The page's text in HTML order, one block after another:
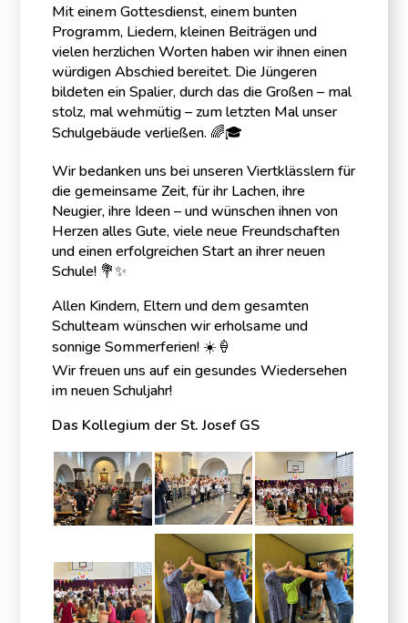
Mit einem Gottesdienst, einem bunten
Programm, Liedern, kleinen Beiträgen und
vielen herzlichen Worten haben wir ihnen einen
würdigen Abschied bereitet. Die Jüngeren
bildeten ein Spalier, durch das die Großen – mal
stolz, mal wehmütig – zum letzten Mal unser
Schulgebäude verließen. 🌈🎓
Wir bedanken uns bei unseren Viertklässlern für
die gemeinsame Zeit, für ihr Lachen, ihre
Neugier, ihre Ideen – und wünschen ihnen von
Herzen alles Gute, viele neue Freundschaften
und einen erfolgreichen Start an ihrer neuen
Schule! 💐✨
Allen Kindern, Eltern und dem gesamten
Schulteam wünschen wir erholsame und
sonnige Sommerferien! ☀️🍦
Wir freuen uns auf ein gesundes Wiedersehen
im neuen Schuljahr!
Das Kollegium der St. Josef GS